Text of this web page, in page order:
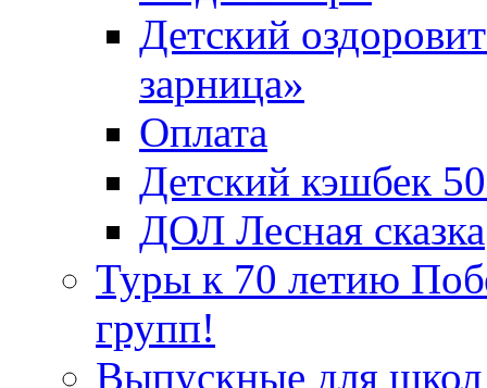
Детский
зарница»
Оплата
Детский кэшбек
ДОЛ Лесная сказка
Туры к 70 летию
групп!
Выпускные для школ